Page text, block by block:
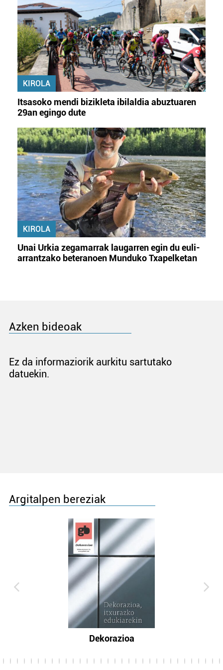
KIROLA
Itsasoko mendi bizikleta ibilaldia abuztuaren
29an egingo dute
KIROLA
Unai Urkia zegamarrak laugarren egin du euli-
arrantzako beteranoen Munduko Txapelketan
Azken bideoak
Ez da informaziorik aurkitu sartutako
datuekin.
Argitalpen bereziak
Dekorazioa